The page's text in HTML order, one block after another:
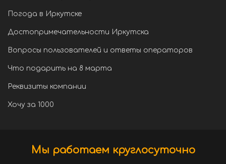
Погода в Иркутске
Достопримечательности Иркутска
Вопросы пользователей и ответы операторов
Что подарить на 8 марта
Реквизиты компании
Хочу за 1000
Мы работаем круглосуточно